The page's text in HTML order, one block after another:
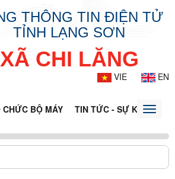
THÔNG TIN ĐIỆN TỬ
TỈNH LẠNG SƠN
XÃ CHI LĂNG
VIE EN
CHỨC BỘ MÁY TIN TỨC - SỰ KIỆNToggle